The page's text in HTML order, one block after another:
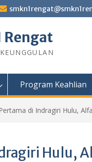
Rengat
Program Keahlian
di Indragiri Hulu,
Hulu,